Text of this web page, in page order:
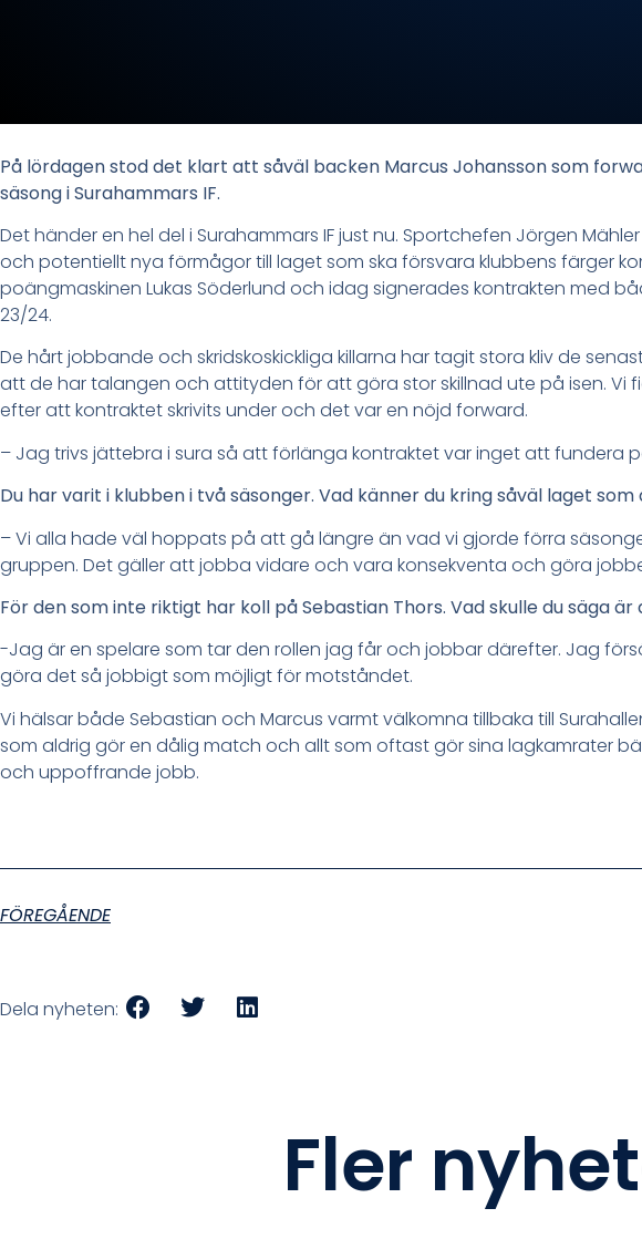
På lördagen stod det klart att såväl backen Marcus Johansson som
säsong i Surahammars IF.
Det händer en hel del i Surahammars IF just nu. Sportchefen Jörgen
och potentiellt nya förmågor till laget som ska försvara klubbens färger
poängmaskinen Lukas Söderlund och idag signerades kontrakten med
23/24.
De hårt jobbande och skridskoskickliga killarna har tagit stora kliv de
att de har talangen och attityden för att göra stor skillnad ute på isen. Vi
efter att kontraktet skrivits under och det var en nöjd forward.
– Jag trivs jättebra i sura så att förlänga kontraktet var inget att fundera
Du har varit i klubben i två säsonger. Vad känner du kring såväl laget som
– Vi alla hade väl hoppats på att gå längre än vad vi gjorde förra
gruppen. Det gäller att jobba vidare och vara konsekventa och göra
För den som inte riktigt har koll på Sebastian Thors. Vad skulle du säga
-Jag är en spelare som tar den rollen jag får och jobbar därefter. Jag
göra det så jobbigt som möjligt för motståndet.
Vi hälsar både Sebastian och Marcus varmt välkomna tillbaka till
som aldrig gör en dålig match och allt som oftast gör sina lagkamrater
och uppoffrande jobb.
FÖREGÅENDE
Dela nyheten:
Fler